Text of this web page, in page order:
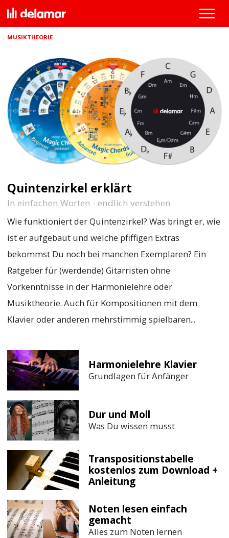
MUSIKTHEORIE
Quintenzirkel erklärt
In einfachen Worten - endlich verstehen
Wie funktioniert der Quintenzirkel? Was bringt er, wie
ist er aufgebaut und welche pfiffigen Extras
bekommst Du noch bei manchen Exemplaren? Ein
Ratgeber für (werdende) Gitarristen ohne
Vorkenntnisse in der Harmonielehre oder
Musiktheorie. Auch für Kompositionen mit dem
Klavier oder anderen mehrstimmig spielbaren...
Harmonielehre Klavier
Grundlagen für Anfänger
Dur und Moll
Was Du wissen musst
Transpositionstabelle
kostenlos zum Download +
Anleitung
Noten lesen einfach
gemacht
Alles zum Noten lernen